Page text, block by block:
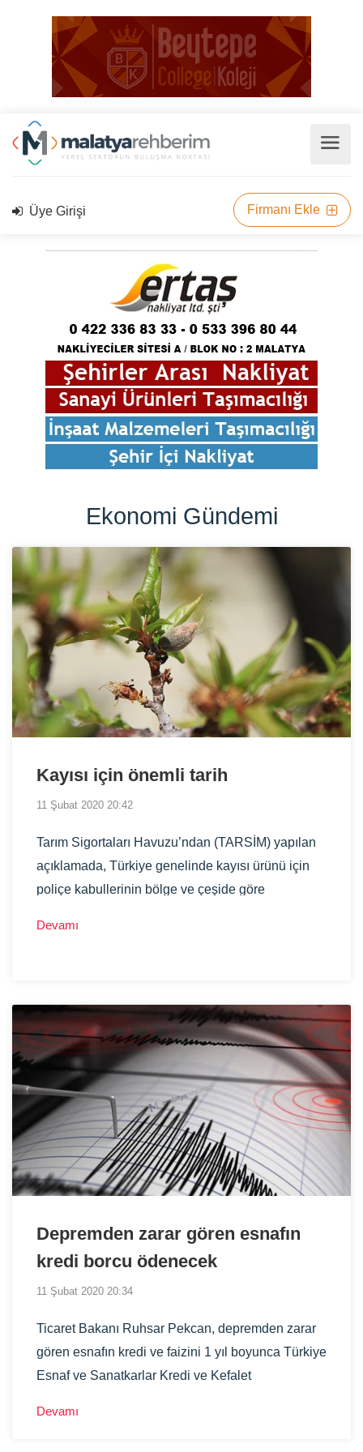
Üye Girişi Firmanı Ekle
Ekonomi Gündemi
Kayısı için önemli tarih
11 Şubat 2020 20:42
Tarım Sigortaları Havuzu’ndan (TARSİM) yapılan
açıklamada, Türkiye genelinde kayısı ürünü için
poliçe kabullerinin bölge ve çeşide göre
Devamı
Depremden zarar gören esnafın
kredi borcu ödenecek
11 Şubat 2020 20:34
Ticaret Bakanı Ruhsar Pekcan, depremden zarar
gören esnafın kredi ve faizini 1 yıl boyunca Türkiye
Esnaf ve Sanatkarlar Kredi ve Kefalet
Devamı